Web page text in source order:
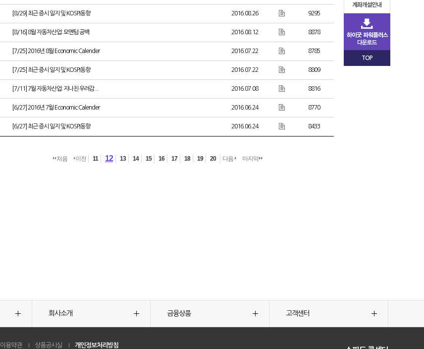
[8/29] 최근 증시 일지 및 KOSPI동향 2016.08.26 9295
[8/16] 8월 자동차산업: 모멘텀 공백 2016.08.12 8878
[7/25] 2016년 8월 Economic Calender 2016.07.22 8785
[7/25] 최근 증시 일지 및 KOSPI동향 2016.07.22 8809
[7/11] 7월 자동차산업: 지나친 우려감... 2016.07.08 8816
[6/27] 2016년 7월 Economic Calender 2016.06.24 8770
[6/27] 최근 증시 일지 및 KOSPI동향 2016.06.24 8433
처음 이전 11 12 13 14 15 16 17 18 19 20 다음 마지막
TOP
회사소개 금융상품 고객센터
이용약관 상품공시실 개인정보처리방침